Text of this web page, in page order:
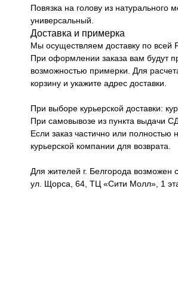
Повязка на голову из натурального
универсальный.
Доставка и примерка
Мы осуществляем доставку по всей
При оформлении заказа вам будут
возможностью примерки. Для
корзину и укажите адрес доставки.
При выборе курьерской доставки:
При самовывозе из пункта выдачи
Если заказ частично или полностью
курьерской компании для возврата.
Для жителей г. Белгорода возможен
ул. Щорса, 64, ТЦ «Сити Молл», 1